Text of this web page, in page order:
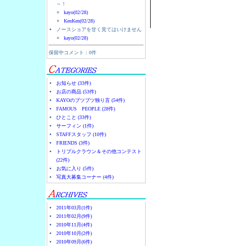
～！
kayo(02/28)
KenKen(02/28)
ノースショアを甘く見てはいけません
kayo(02/28)
保留中コメント：0件
お知らせ (33件)
お店の商品 (53件)
KAYOのブツブツ独り言 (54件)
FAMOUS PEOPLE (28件)
ひとこと (33件)
サーフィン (1件)
STAFFスタッフ (10件)
FRIENDS (3件)
トリプルクラウン＆その他コンテスト
(22件)
お気に入り (5件)
写真大募集コーナー (4件)
2011年03月(1件)
2011年02月(9件)
2010年11月(4件)
2010年10月(2件)
2010年09月(6件)